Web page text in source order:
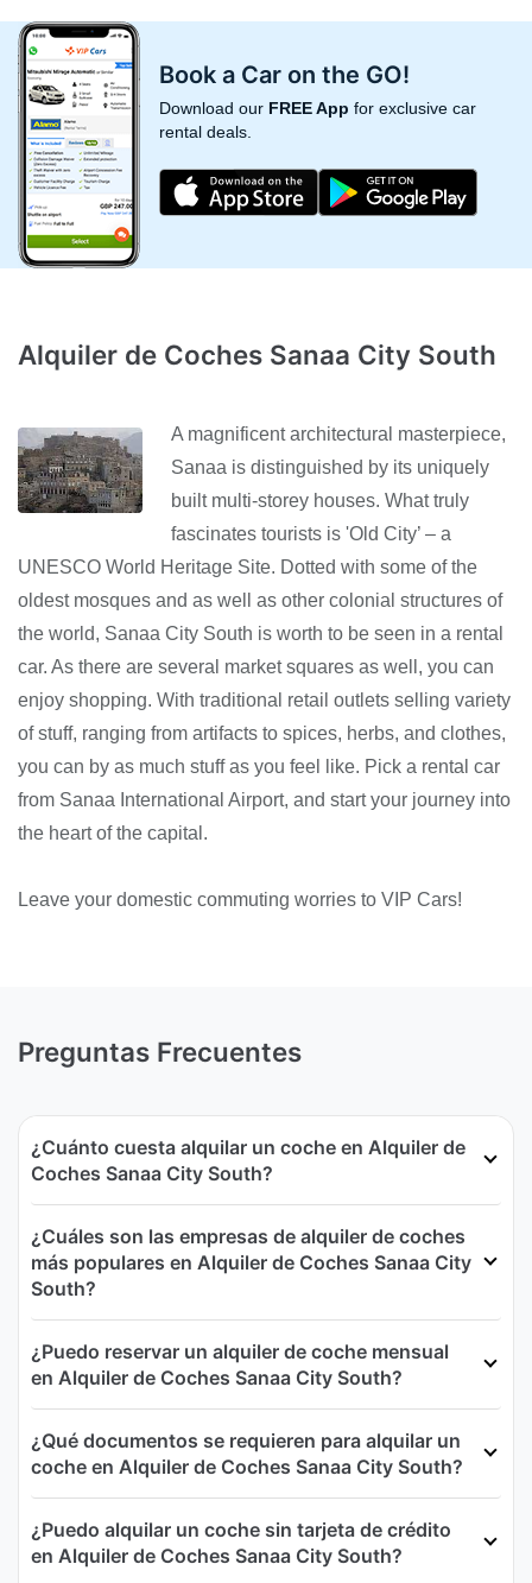
Book a Car on the GO!
Download our FREE App for exclusive car
rental deals.
Alquiler de Coches Sanaa City South
A magnificent architectural masterpiece,
Sanaa is distinguished by its uniquely
built multi-storey houses. What truly
fascinates tourists is 'Old City’ – a
UNESCO World Heritage Site. Dotted with some of the
oldest mosques and as well as other colonial structures of
the world, Sanaa City South is worth to be seen in a rental
car. As there are several market squares as well, you can
enjoy shopping. With traditional retail outlets selling variety
of stuff, ranging from artifacts to spices, herbs, and clothes,
you can by as much stuff as you feel like. Pick a rental car
from Sanaa International Airport, and start your journey into
the heart of the capital.
Leave your domestic commuting worries to VIP Cars!
Preguntas Frecuentes
¿Cuánto cuesta alquilar un coche en Alquiler de
Coches Sanaa City South?
¿Cuáles son las empresas de alquiler de coches
más populares en Alquiler de Coches Sanaa City
South?
¿Puedo reservar un alquiler de coche mensual
en Alquiler de Coches Sanaa City South?
¿Qué documentos se requieren para alquilar un
coche en Alquiler de Coches Sanaa City South?
¿Puedo alquilar un coche sin tarjeta de crédito
en Alquiler de Coches Sanaa City South?